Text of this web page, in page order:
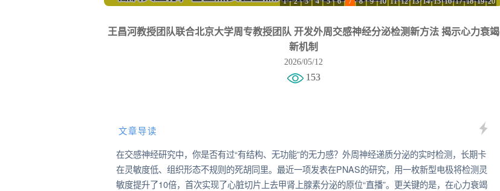
王昌河教授团队联合北京大学周专教授团队 开发外周交感神经分泌检测新方法 揭示心力衰竭
新机制
2026/05/12
153
文章导读
在交感神经研究中，你是否有过“有结构、无功能”的无力感？外周神经递质分泌的实时检测，长期卡
在灵敏度低、组织形态不规则的死胡同里。最近一项发表在PNAS的研究，用一枚新型电极将检测灵
敏度提升了10倍，首次实现了心脏切片上去甲肾上腺素分泌的原位“直播”。更关键的是，在心力衰竭